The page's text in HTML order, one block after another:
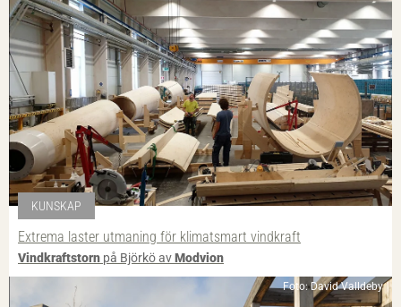
KUNSKAP
Extrema laster utmaning för klimatsmart vindkraft
Vindkraftstorn på Björkö avModvion
Foto: David Valldeby